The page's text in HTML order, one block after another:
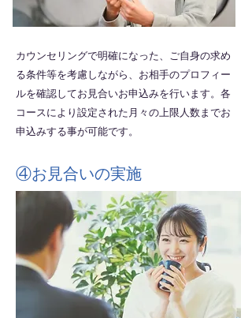
カウンセリングで明確になった、ご自身の求め
る条件等を考慮しながら、お相手のプロフィー
ルを確認してお見合いお申込みを行います。各
コースにより設定された月々の上限人数までお
申込みする事が可能です。
④お見合いの実施